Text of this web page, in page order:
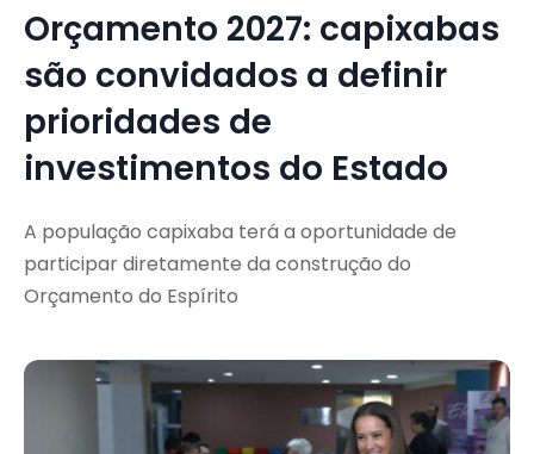
Orçamento 2027: capixabas
são convidados a definir
prioridades de
investimentos do Estado
A população capixaba terá a oportunidade de
participar diretamente da construção do
Orçamento do Espírito